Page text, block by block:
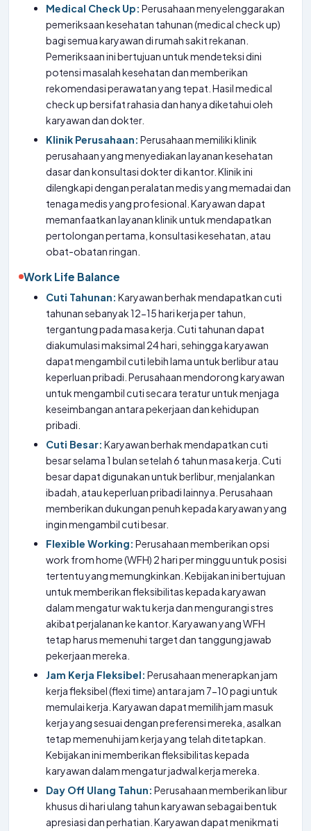
Medical Check Up: Perusahaan menyelenggarakan
pemeriksaan kesehatan tahunan (medical check up)
bagi semua karyawan di rumah sakit rekanan.
Pemeriksaan ini bertujuan untuk mendeteksi dini
potensi masalah kesehatan dan memberikan
rekomendasi perawatan yang tepat. Hasil medical
check up bersifat rahasia dan hanya diketahui oleh
karyawan dan dokter.
Klinik Perusahaan: Perusahaan memiliki klinik
perusahaan yang menyediakan layanan kesehatan
dasar dan konsultasi dokter di kantor. Klinik ini
dilengkapi dengan peralatan medis yang memadai dan
tenaga medis yang profesional. Karyawan dapat
memanfaatkan layanan klinik untuk mendapatkan
pertolongan pertama, konsultasi kesehatan, atau
obat-obatan ringan.
Work Life Balance
Cuti Tahunan: Karyawan berhak mendapatkan cuti
tahunan sebanyak 12-15 hari kerja per tahun,
tergantung pada masa kerja. Cuti tahunan dapat
diakumulasi maksimal 24 hari, sehingga karyawan
dapat mengambil cuti lebih lama untuk berlibur atau
keperluan pribadi. Perusahaan mendorong karyawan
untuk mengambil cuti secara teratur untuk menjaga
keseimbangan antara pekerjaan dan kehidupan
pribadi.
Cuti Besar: Karyawan berhak mendapatkan cuti
besar selama 1 bulan setelah 6 tahun masa kerja. Cuti
besar dapat digunakan untuk berlibur, menjalankan
ibadah, atau keperluan pribadi lainnya. Perusahaan
memberikan dukungan penuh kepada karyawan yang
ingin mengambil cuti besar.
Flexible Working: Perusahaan memberikan opsi
work from home (WFH) 2 hari per minggu untuk posisi
tertentu yang memungkinkan. Kebijakan ini bertujuan
untuk memberikan fleksibilitas kepada karyawan
dalam mengatur waktu kerja dan mengurangi stres
akibat perjalanan ke kantor. Karyawan yang WFH
tetap harus memenuhi target dan tanggung jawab
pekerjaan mereka.
Jam Kerja Fleksibel: Perusahaan menerapkan jam
kerja fleksibel (flexi time) antara jam 7-10 pagi untuk
memulai kerja. Karyawan dapat memilih jam masuk
kerja yang sesuai dengan preferensi mereka, asalkan
tetap memenuhi jam kerja yang telah ditetapkan.
Kebijakan ini memberikan fleksibilitas kepada
karyawan dalam mengatur jadwal kerja mereka.
Day Off Ulang Tahun: Perusahaan memberikan libur
khusus di hari ulang tahun karyawan sebagai bentuk
apresiasi dan perhatian. Karyawan dapat menikmati